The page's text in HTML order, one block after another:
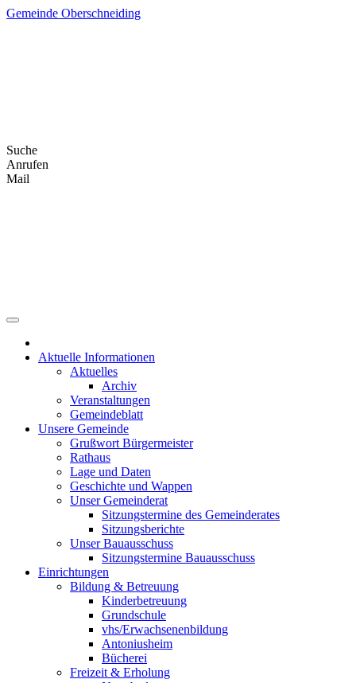
Skip
Gemeinde Oberschneiding
Suche
Anrufen
Mail
Aktuelle Informationen
Aktuelles
Archiv
Veranstaltungen
Gemeindeblatt
Unsere Gemeinde
Grußwort Bürgermeister
Rathaus
Lage und Daten
Geschichte und Wappen
Unser Gemeinderat
Sitzungstermine des Gemeinderates
Sitzungsberichte
Unser Bauausschuss
Sitzungstermine Bauausschuss
Einrichtungen
Bildung & Betreuung
Kinderbetreuung
Grundschule
vhs/Erwachsenenbildung
Antoniusheim
Bücherei
Freizeit & Erholung